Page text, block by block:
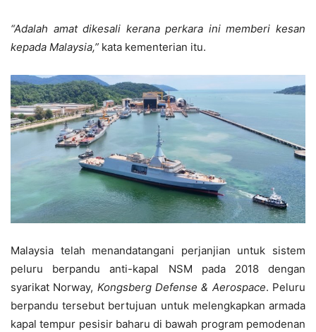
“Adalah amat dikesali kerana perkara ini memberi kesan
kepada Malaysia,” kata kementerian itu.
Malaysia telah menandatangani perjanjian untuk sistem
peluru berpandu anti-kapal NSM pada 2018 dengan
syarikat Norway, Kongsberg Defense & Aerospace. Peluru
berpandu tersebut bertujuan untuk melengkapkan armada
kapal tempur pesisir baharu di bawah program pemodenan